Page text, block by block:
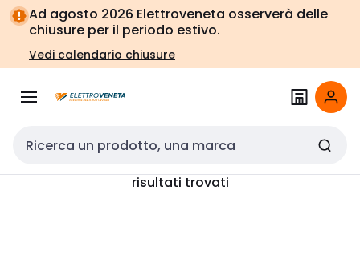
Vai alla
navigazione
Vai
alla
pagina
Ad agosto 2026 Elettroveneta osserverà delle
chiusure per il periodo estivo.
Vedi calendario chiusure
Cerca input
risultati trovati